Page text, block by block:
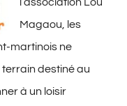
l’association Lou
Magaou, les
martinois ne
terrain destiné au
à un loisir